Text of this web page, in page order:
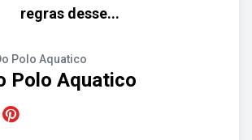
regras desse...
Polo Aquatico
Polo Aquatico